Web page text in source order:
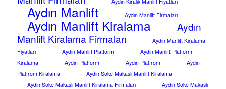
Aydın Kiralık Manlift Fiyatları
Aydın Manlift Aydın Manlift Firmaları
Aydın Manlift Kiralama
Aydın
Manlift Kiralama Firmaları
Aydın Manlift Kiralama
Fiyatları
Aydın Manlift Platform
Aydın Manlift Platform
Kiralama
Aydın Platform Aydın Platfrom
Aydın
Platfrom Kiralama
Aydın Söke Makaslı Manlift Kiralama
Aydın Söke Makaslı Manlift Kiralama Firmaları
Aydın Söke Makaslı